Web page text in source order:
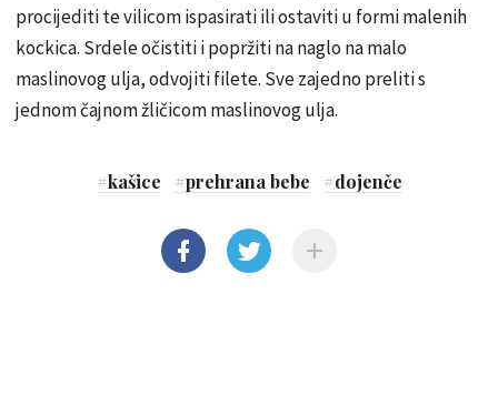
procijediti te vilicom ispasirati ili ostaviti u formi malenih
kockica. Srdele očistiti i popržiti na naglo na malo
maslinovog ulja, odvojiti filete. Sve zajedno preliti s
jednom čajnom žličicom maslinovog ulja.
#kašice #prehrana bebe #dojenče